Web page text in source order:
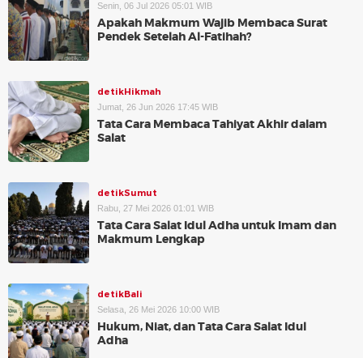
Senin, 06 Jul 2026 05:01 WIB
Apakah Makmum Wajib Membaca Surat
Pendek Setelah Al-Fatihah?
detikHikmah
Jumat, 26 Jun 2026 17:45 WIB
Tata Cara Membaca Tahiyat Akhir dalam
Salat
detikSumut
Rabu, 27 Mei 2026 01:01 WIB
Tata Cara Salat Idul Adha untuk Imam dan
Makmum Lengkap
detikBali
Selasa, 26 Mei 2026 10:00 WIB
Hukum, Niat, dan Tata Cara Salat Idul
Adha